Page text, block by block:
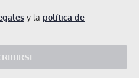
y la política de